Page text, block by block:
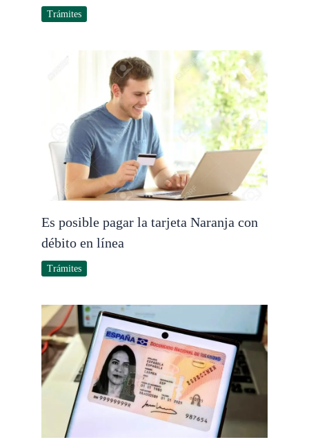
Trámites
Es posible pagar la tarjeta Naranja con
débito en línea
Trámites